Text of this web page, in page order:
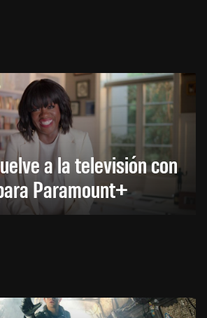
a la televisión con
Paramount+